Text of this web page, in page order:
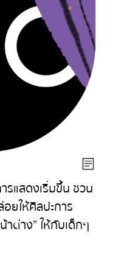
ารแสดงเริ่มขึ้น ชวน
ยให้ศิลปะการ
าต่าง” ให้กับเด็กๆ